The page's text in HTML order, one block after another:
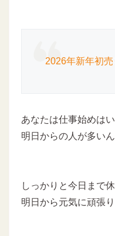
2026年新年初
あなたは仕事始めは
明日からの人が多い
しっかりと今日まで
明日から元気に頑張